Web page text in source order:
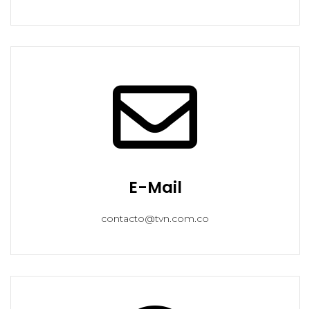
E-Mail
contacto@tvn.com.co